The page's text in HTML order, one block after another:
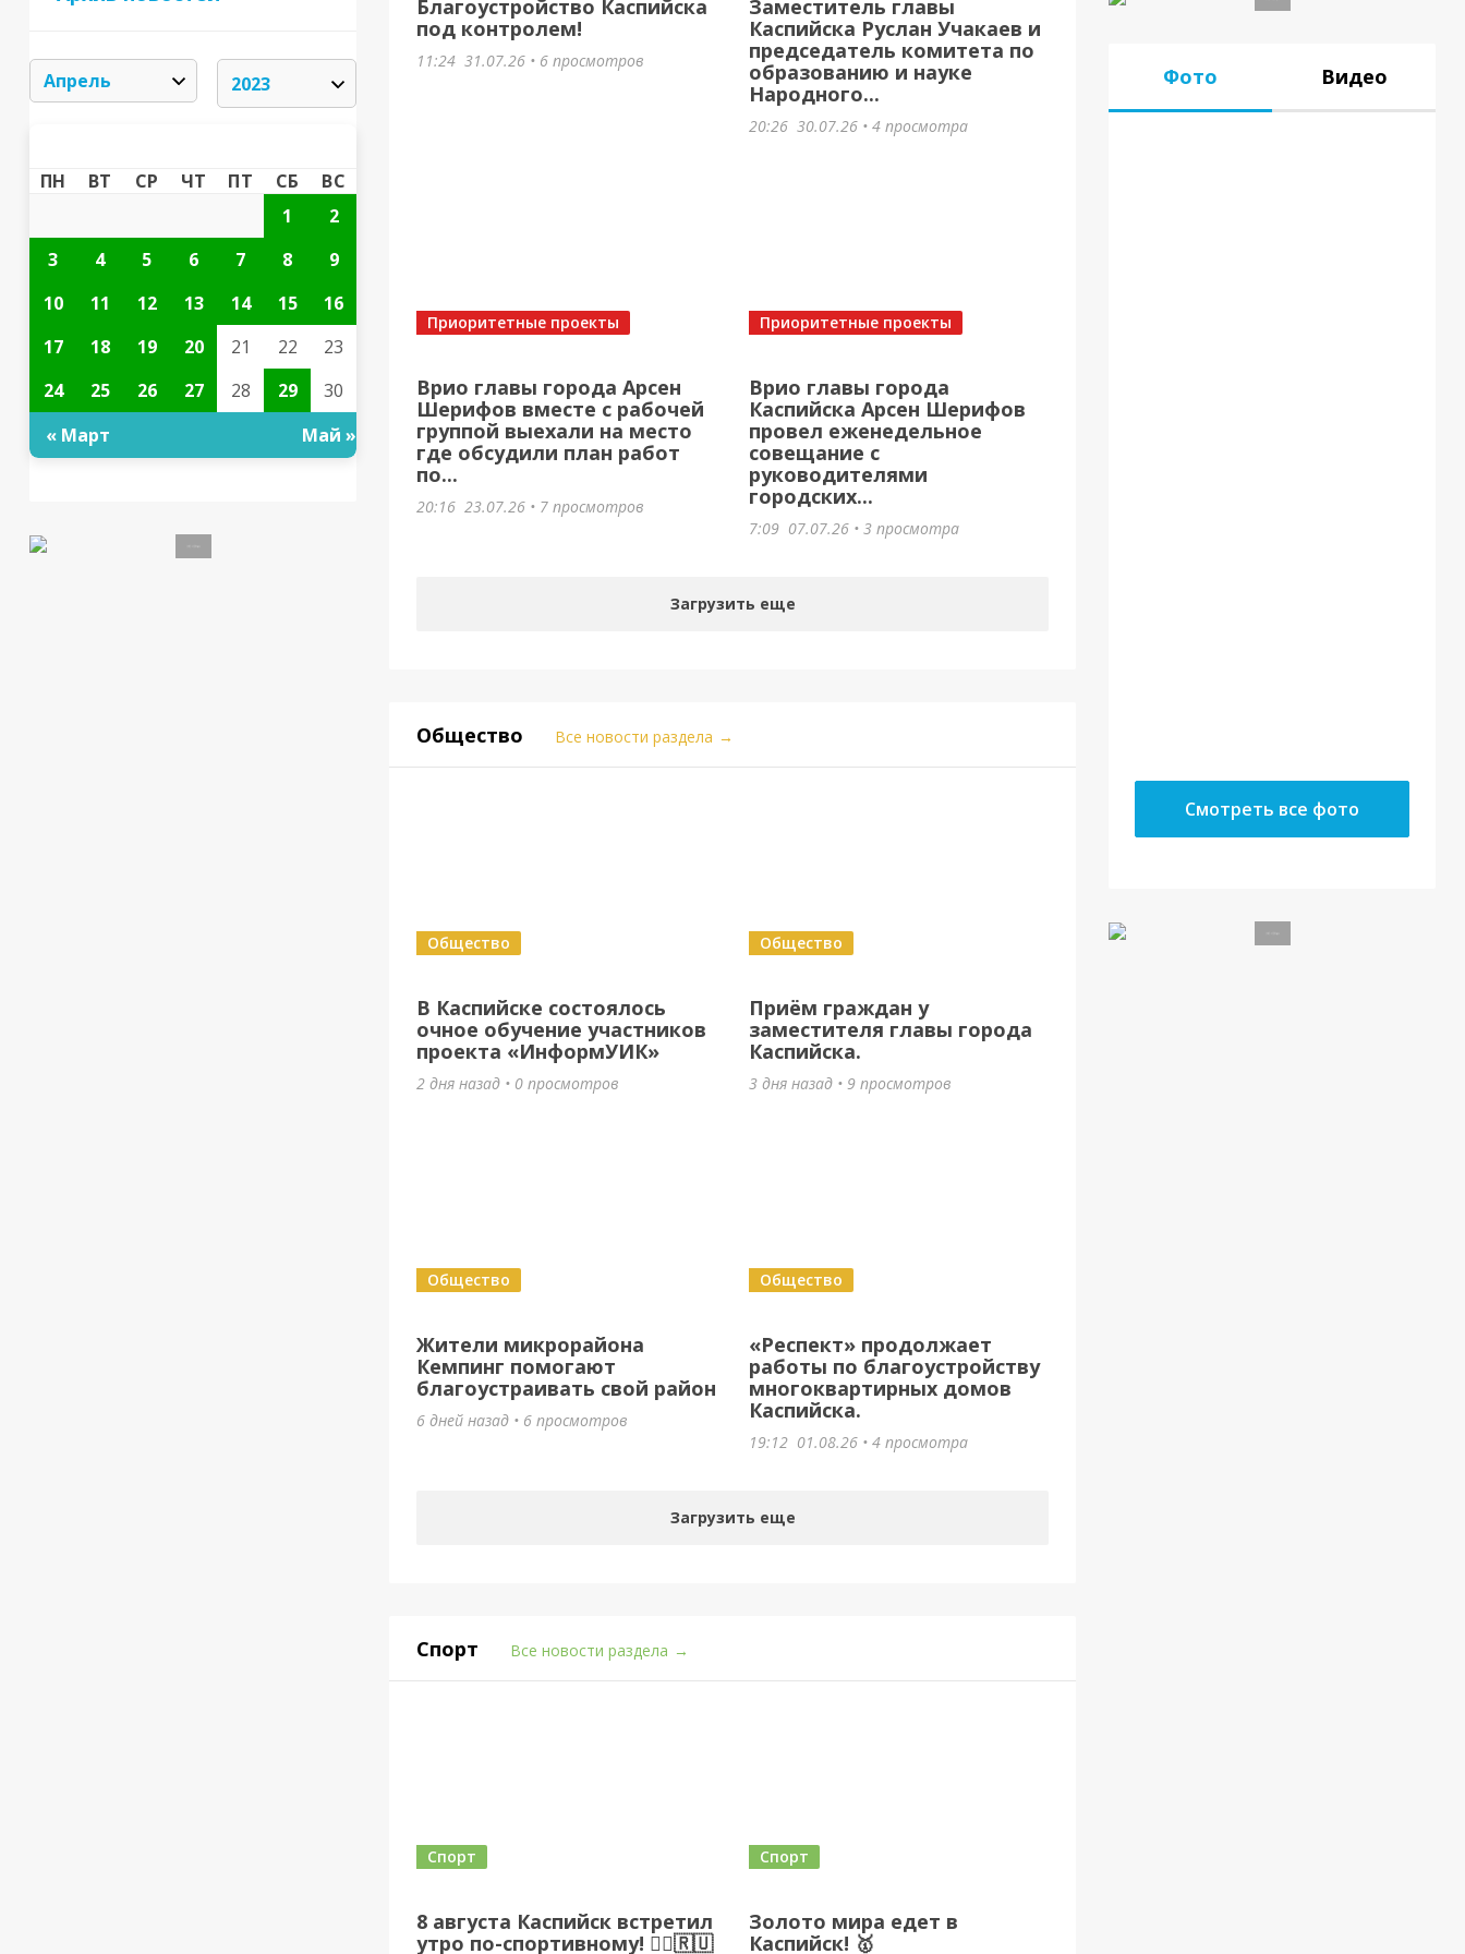
ПН ВТ СР ЧТ ПТ СБ
ВС
1
2
3
4 5 6 7 8
9
10
11 12 13 14 15
16
17
18 19 20 21 22
23
24
25 26 27 28 29
30
« Март
Май »
Благоустройство Каспийска
под контролем!
11:24 31.07.26 • 6 просмотров
Заместитель главы
Каспийска Руслан Учакаев и
председатель комитета по
образованию и науке
Народного...
20:26 30.07.26 • 4 просмотра
Врио главы города Арсен
Шерифов вместе с рабочей
группой выехали на место
где обсудили план работ
по...
Приоритетные проекты
20:16 23.07.26 • 7 просмотров
Врио главы города
Каспийска Арсен Шерифов
провел еженедельное
совещание с
руководителями
городских...
Приоритетные проекты
7:09 07.07.26 • 3 просмотра
Загрузить еще
Общество Все новости раздела →
В Каспийске состоялось
очное обучение участников
проекта «ИнформУИК»
Общество
2 дня назад • 0 просмотров
Приём граждан у
заместителя главы города
Каспийска.
Общество
3 дня назад • 9 просмотров
Жители микрорайона
Кемпинг помогают
благоустраивать свой район
Общество
6 дней назад • 6 просмотров
«Респект» продолжает
работы по благоустройству
многоквартирных домов
Каспийска.
Общество
19:12 01.08.26 • 4 просмотра
Загрузить еще
Спорт Все новости раздела →
8 августа Каспийск встретил
утро по-спортивному! 🏃‍♂️🇷🇺
Спорт
Золото мира едет в
Каспийск! 🥇
Спорт
Фото Видео
Смотреть все фото